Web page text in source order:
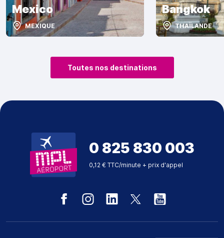
Mexico
MEXIQUE
Bangkok
THAÏLANDE
Toutes nos destinations
0 825 830 003
0,12 € TTC/minute + prix d'appel